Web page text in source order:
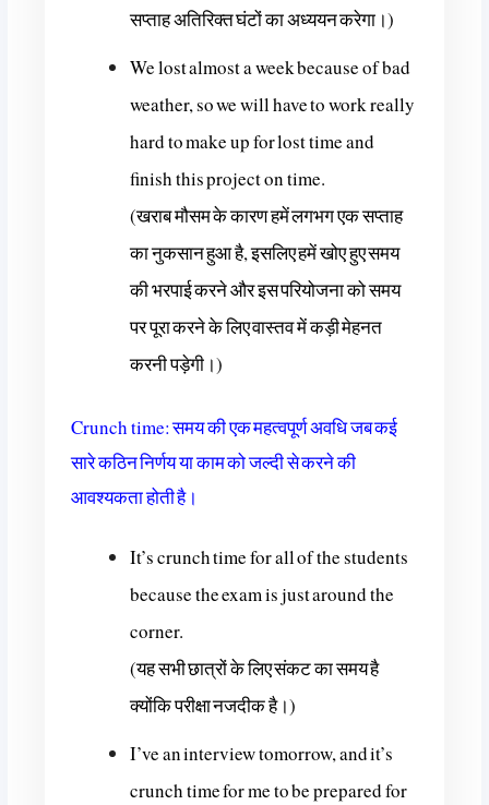
सप्ताह अतिरिक्त घंटों का अध्ययन करेगा।)
We lost almost a week because of bad
weather, so we will have to work really
hard to make up for lost time and
finish this project on time.
(खराब मौसम के कारण हमें लगभग एक सप्ताह
का नुकसान हुआ है, इसलिए हमें खोए हुए समय
की भरपाई करने और इस परियोजना को समय
पर पूरा करने के लिए वास्तव में कड़ी मेहनत
करनी पड़ेगी।)
Crunch time: समय की एक महत्वपूर्ण अवधि जब कई
सारे कठिन निर्णय या काम को जल्दी से करने की
आवश्यकता होती है।
It’s crunch time for all of the students
because the exam is just around the
corner.
(यह सभी छात्रों के लिए संकट का समय है
क्योंकि परीक्षा नजदीक है।)
I’ve an interview tomorrow, and it’s
crunch time for me to be prepared for